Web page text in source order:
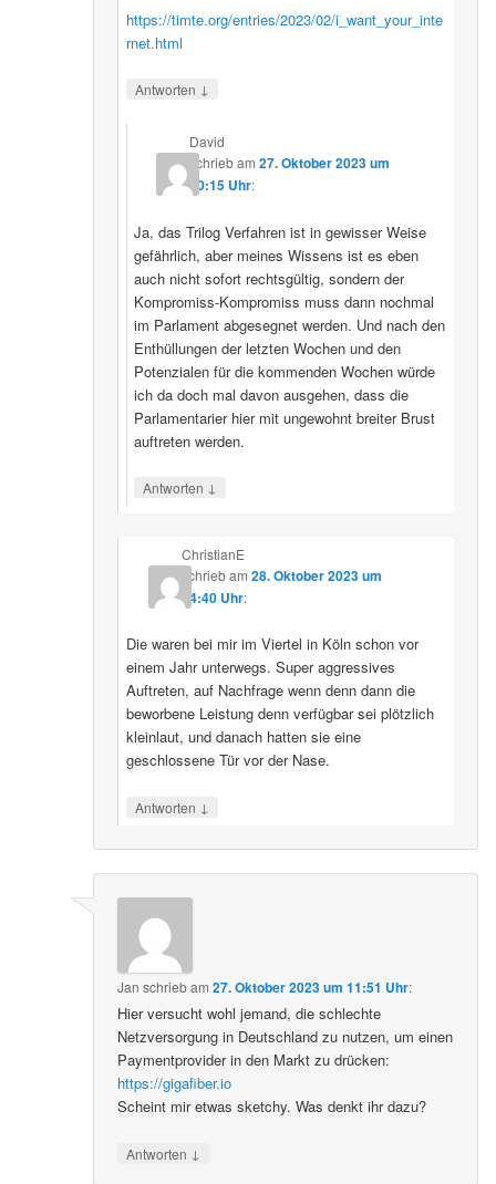
https://timte.org/entries/2023/02/i_want_your_inte
rnet.html
Antworten ↓
David
schriebam27. Oktober 2023 um
20:15 Uhr:
Ja, das Trilog Verfahren ist in gewisser Weise
gefährlich, aber meines Wissens ist es eben
auch nicht sofort rechtsgültig, sondern der
Kompromiss-Kompromiss muss dann nochmal
im Parlament abgesegnet werden. Und nach den
Enthüllungen der letzten Wochen und den
Potenzialen für die kommenden Wochen würde
ich da doch mal davon ausgehen, dass die
Parlamentarier hier mit ungewohnt breiter Brust
auftreten werden.
Antworten ↓
ChristianE
schriebam 28. Oktober 2023 um
14:40 Uhr:
Die waren bei mir im Viertel in Köln schon vor
einem Jahr unterwegs. Super aggressives
Auftreten, auf Nachfrage wenn denn dann die
beworbene Leistung denn verfügbar sei plötzlich
kleinlaut, und danach hatten sie eine
geschlossene Tür vor der Nase.
Antworten ↓
Jan schriebam27. Oktober 2023 um 11:51 Uhr:
Hier versucht wohl jemand, die schlechte
Netzversorgung in Deutschland zu nutzen, um einen
Paymentprovider in den Markt zu drücken:
https://gigafiber.io
Scheint mir etwas sketchy. Was denkt ihr dazu?
Antworten ↓